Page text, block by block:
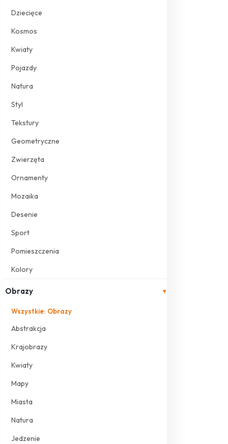
Dziecięce
Kosmos
Kwiaty
Pojazdy
Natura
Styl
Tekstury
Geometryczne
Zwierzęta
Ornamenty
Mozaika
Desenie
Sport
Pomieszczenia
Kolory
Obrazy ▾
Wszystkie: Obrazy
Abstrakcja
Krajobrazy
Kwiaty
Mapy
Miasta
Natura
Jedzenie